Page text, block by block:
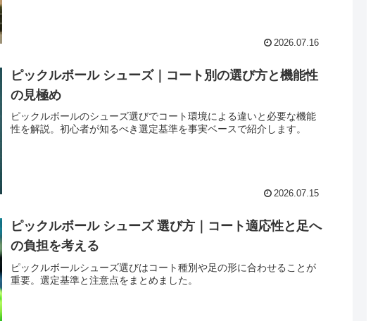
2026.07.16
ピックルボール シューズ｜コート別の選び方と機能性
の見極め
ピックルボールのシューズ選びでコート環境による違いと必要な機能
性を解説。初心者が知るべき選定基準を事実ベースで紹介します。
2026.07.15
ピックルボール シューズ 選び方｜コート適応性と足へ
の負担を考える
ピックルボールシューズ選びはコート種別や足の形に合わせることが
重要。選定基準と注意点をまとめました。